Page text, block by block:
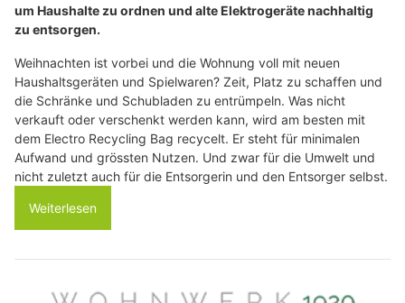
um Haushalte zu ordnen und alte Elektrogeräte nachhaltig
zu entsorgen.
Weihnachten ist vorbei und die Wohnung voll mit neuen
Haushaltsgeräten und Spielwaren? Zeit, Platz zu schaffen und
die Schränke und Schubladen zu entrümpeln. Was nicht
verkauft oder verschenkt werden kann, wird am besten mit
dem Electro Recycling Bag recycelt. Er steht für minimalen
Aufwand und grössten Nutzen. Und zwar für die Umwelt und
nicht zuletzt auch für die Entsorgerin und den Entsorger selbst.
Weiterlesen